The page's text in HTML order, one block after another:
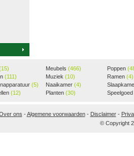
(111)
(5)
(12)
Meubels (466)
Muziek (10)
Naaikamer (4)
Planten (30)
Poppen
Ramen (4)
Speelgoed
ons -Algemene voorwaarden- Disclaimer-
© Copyright